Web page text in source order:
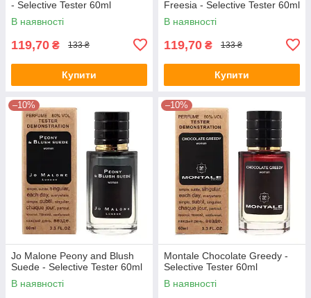
- Selective Tester 60ml
В наявності
119,70 ₴ 133 ₴
Купити
Freesia - Selective Tester 60ml
В наявності
119,70 ₴ 133 ₴
Купити
–10%
Jo Malone Peony and Blush
Suede - Selective Tester 60ml
В наявності
–10%
Montale Chocolate Greedy -
Selective Tester 60ml
В наявності